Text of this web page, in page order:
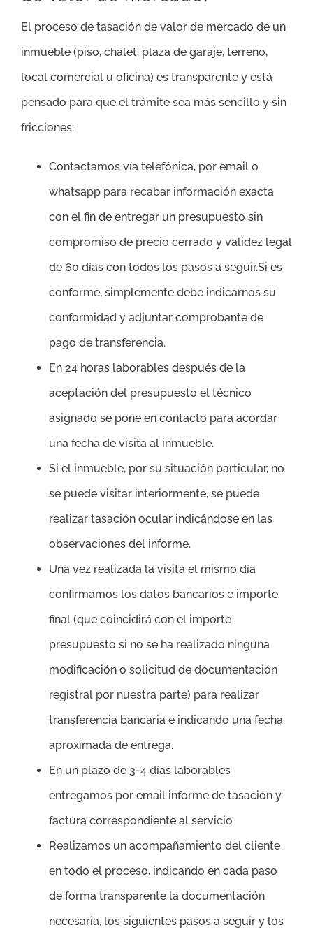
El proceso de tasación de valor de mercado de un
inmueble (piso, chalet, plaza de garaje, terreno,
local comercial u oficina) es transparente y está
pensado para que el trámite sea más sencillo y sin
fricciones:
Contactamos vía telefónica, por email o
whatsapp para recabar información exacta
con el fin de entregar un presupuesto sin
compromiso de precio cerrado y validez legal
de 60 días con todos los pasos a seguir.Si es
conforme, simplemente debe indicarnos su
conformidad y adjuntar comprobante de
pago de transferencia.
En 24 horas laborables después de la
aceptación del presupuesto el técnico
asignado se pone en contacto para acordar
una fecha de visita al inmueble.
Si el inmueble, por su situación particular, no
se puede visitar interiormente, se puede
realizar tasación ocular indicándose en las
observaciones del informe.
Una vez realizada la visita el mismo día
confirmamos los datos bancarios e importe
final (que coincidirá con el importe
presupuesto si no se ha realizado ninguna
modificación o solicitud de documentación
registral por nuestra parte) para realizar
transferencia bancaria e indicando una fecha
aproximada de entrega.
En un plazo de 3-4 días laborables
entregamos por email informe de tasación y
factura correspondiente al servicio
Realizamos un acompañamiento del cliente
en todo el proceso, indicando en cada paso
de forma transparente la documentación
necesaria, los siguientes pasos a seguir y los